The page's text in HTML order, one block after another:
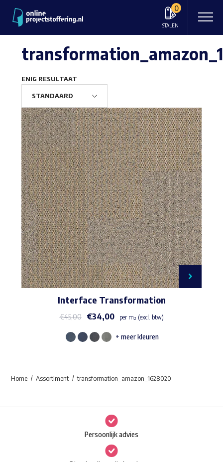
0
STALEN
ENIG RESULTAAT
Interface Transformation
€45,00 €34,00 per m² (excl. btw)
Dit
Deze
optie
kan
gekozen
+ meer kleuren
Home Assortiment transformation_amazon_1628020
Persoonlijk advies